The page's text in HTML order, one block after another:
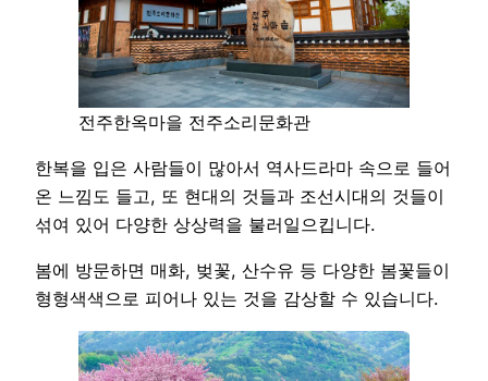
전주한옥마을 전주소리문화관
한복을 입은 사람들이 많아서 역사드라마 속으로 들어
온 느낌도 들고, 또 현대의 것들과 조선시대의 것들이
섞여 있어 다양한 상상력을 불러일으킵니다.
봄에 방문하면 매화, 벚꽃, 산수유 등 다양한 봄꽃들이
형형색색으로 피어나 있는 것을 감상할 수 있습니다.